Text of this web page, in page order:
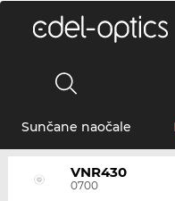
Sunčane naočale
VNR430
0700